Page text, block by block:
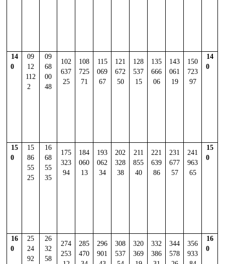
14
0
09
12
112
2
09
68
00
48
102
637
25
108
725
71
115
069
67
121
672
50
128
537
15
135
666
06
143
061
19
150
723
97
14
0
15
0
15
86
55
25
16
68
55
35
175
323
94
184
060
13
193
062
34
202
328
38
211
855
40
221
639
86
231
677
57
241
963
65
15
0
16
0
25
24
92
26
32
58
274
253
285
470
296
901
308
537
320
369
332
386
344
578
356
933
16
0